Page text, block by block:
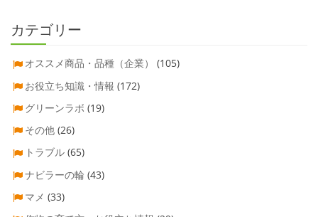
カテゴリー
オススメ商品・品種（企業）
(105)
お役立ち知識・情報 (172)
グリーンラボ (19)
その他 (26)
トラブル (65)
ナビラーの輪 (43)
マメ (33)